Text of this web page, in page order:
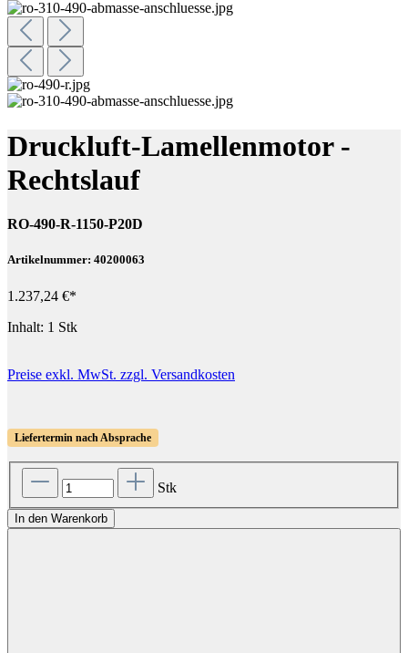
Druckluft-Lamellenmotor -
Rechtslauf
RO-490-R-1150-P20D
Artikelnummer: 40200063
1.237,24 €*
Inhalt: 1 Stk
Preise exkl. MwSt. zzgl. Versandkosten
Liefertermin nach Absprache
Stk
In den Warenkorb